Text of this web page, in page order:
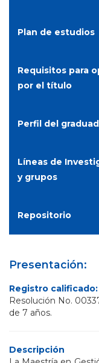
Plan de estudios
Requisitos para
por el título
Perfil del
Líneas de
y grupos
Repositorio
Presentación:
Registro calificado:
Resolución No.
de 7 años.
Descripción